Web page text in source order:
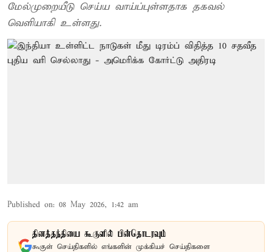
மேல்முறையீடு செய்ய வாய்ப்புள்ளதாக தகவல்
வெளியாகி உள்ளது.
Published on: 08 May 2026, 1:42 am
தினத்தந்தியை கூகுளில் பின்தொடரவும்
கூகுள் செய்திகளில் எங்களின் முக்கியச் செய்திகளை